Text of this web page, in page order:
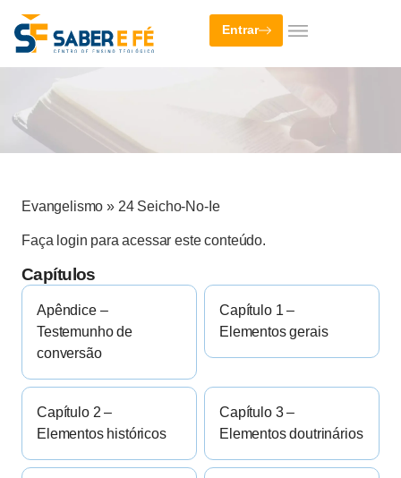
Entrar
Evangelismo » 24 Seicho-No-Ie
Faça login para acessar este conteúdo.
Capítulos
Apêndice –
Testemunho de
conversão
Capítulo 1 –
Elementos gerais
Capítulo 2 –
Elementos históricos
Capítulo 3 –
Elementos doutrinários